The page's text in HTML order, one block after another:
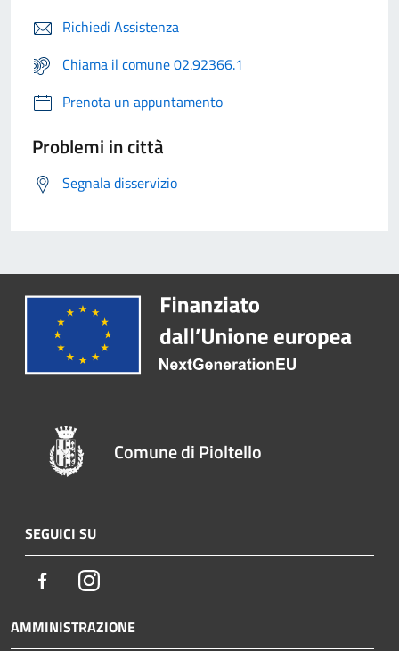
Richiedi Assistenza
Chiama il comune 02.92366.1
Prenota un appuntamento
Problemi in città
Segnala disservizio
Comune di Pioltello
SEGUICI SU
FacebookInstagram
AMMINISTRAZIONE